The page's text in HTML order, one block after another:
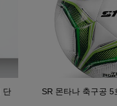
단
SR 몬타나 축구공 5